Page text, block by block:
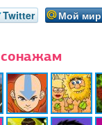
Twitter Мой мир